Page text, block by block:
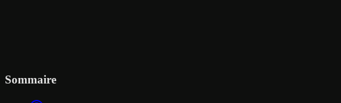
Sommaire